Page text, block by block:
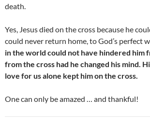
death.
Yes, Jesus died on the cross because he
could never return home, to God’s perfect
in the world could not have hindered him
from the cross had he changed his mind.
love for us alone kept him on the cross.
One can only be amazed … and thankful!